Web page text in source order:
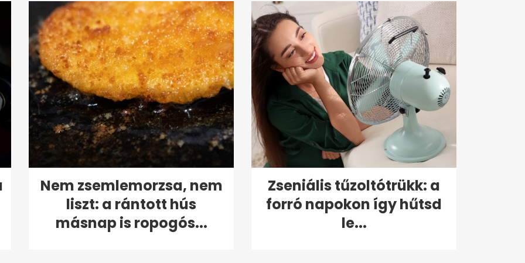
Nem zsemlemorzsa, nem
liszt: a rántott hús
másnap is ropogós...
Zseniális tűzoltótrükk: a
forró napokon így hűtsd
le...